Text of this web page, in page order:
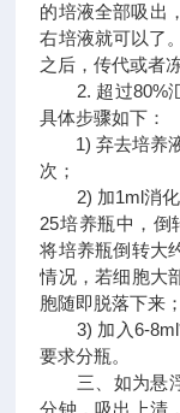
的培液全部吸出
右培液就可以了
之后，传代或者冻
2. 超过80%汇
具体步骤如下：
1) 弃去培养液
次；
2) 加1ml消化
25培养瓶中，倒
将培养瓶倒转大
情况，若细胞大
胞随即脱落下来；
3) 加入6-8ml*
要求分瓶。
三、如为悬浮
分钟，吸出上清